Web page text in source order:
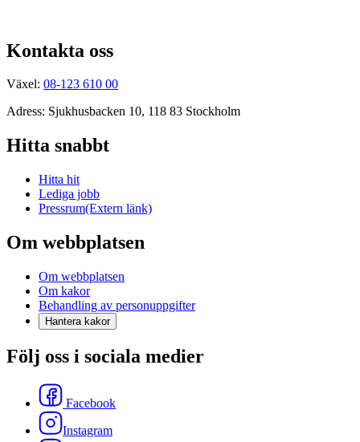
Kontakta oss
Växel: 08-123 610 00
Adress: Sjukhusbacken 10, 118 83 Stockholm
Hitta snabbt
Hitta hit
Lediga jobb
Pressrum(Extern länk)
Om webbplatsen
Om webbplatsen
Om kakor
Behandling av personuppgifter
Hantera kakor
Följ oss i sociala medier
Facebook
Instagram